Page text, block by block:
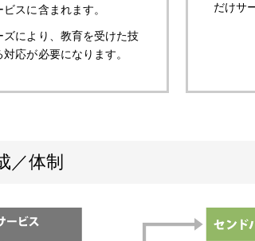
スに含まれます。
ズにより、教育を受けた技
応が必要になります。
だけサ
／体制